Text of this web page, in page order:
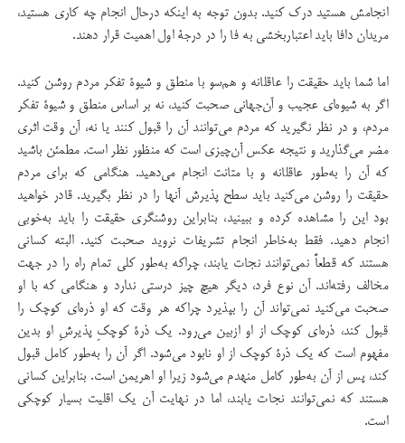
انجامش هستید درك كنید. بدون توجه به اینکه درحال انجام چه کاری هستید،
مریدان دافا باید اعتباربخشی به فا را در درجۀ اول اهمیت قرار دهند.
اما شما باید حقیقت را عاقلانه و هم‌سو با منطق و شیوۀ تفكر مردم روشن كنید.
اگر به شیوه‌ای عجیب و آن‌جهانی صحبت كنید، نه بر اساس منطق و شیوۀ تفكر
مردم، و در نظر نگیرید كه مردم می‌توانند آن را قبول كنند یا نه، آن وقت اثری
مضر می‌گذارید و نتیجه عكس آن‌چیزی است که منظور نظر است. مطمئن باشید
كه آن را به‌طور عاقلانه و با متانت انجام می‌دهید. هنگامی كه برای مردم
حقیقت را روشن می‌كنید باید سطح پذیرش آنها را در نظر بگیرید. قادر خواهید
بود این را مشاهده كرده و ببینید، بنابراین روشنگری حقیقت را باید به‌خوبی
انجام دهید. فقط به‌خاطر انجام تشریفات نروید صحبت كنید. البته كسانی
هستند كه قطعاً نمی‌توانند نجات یابند، چراکه به‌طور كلی تمام راه را در جهت
مخالف رفته‌اند. آن نوع فرد، دیگر هیچ چیز درستی ندارد و هنگامی كه با او
صحبت می‌كنید نمی‌تواند آن را بپذیرد چراکه هر وقت كه او ذره‌ای كوچك را
قبول كند، ذره‌ای كوچك از او ازبین می‌رود. یك ذرۀ كوچك‌ِ پذیرشِ او بدین
مفهوم است كه یك ذرۀ كوچك از او نابود می‌شود. اگر آن را به‌طور كامل قبول
كند، پس از آن به‌طور كامل منهدم می‌شود زیرا او اهریمن است. بنابراین كسانی
هستند كه نمی‌توانند نجات یابند، اما در نهایت آن یك اقلیت بسیار كوچكی
است.